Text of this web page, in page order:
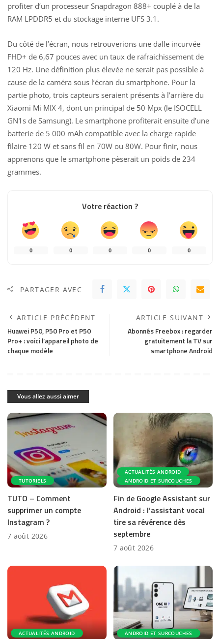
profiter d’un processeur Snapdragon 888+ couplé à de la
RAM LPDDR5 et du stockage interne UFS 3.1.
Du côté de l’écran, nous retrouverions une dalle incurvée
FHD+ de 6,67 pouces avec un taux de rafraichissement de
120 Hz. Une définition plus élevée ne serait pas possible à
cause de la caméra sous l’écran du smartphone. Pour la
partie photo, trois capteurs seraient présents à l’arrière du
Xiaomi Mi MIX 4, dont un principal de 50 Mpx (le ISOCELL
GN1s de Samsung). Le smartphone profiterait ensuite d’une
batterie de 5 000 mAh compatible avec la charge rapide
filaire 120 W et sans fil en 70W ou 80W. Pour finir, nous
apprenons que le smartphone pèserait un poids de 234
grammes.
Votre réaction ?
0 0 0 0 0
PARTAGER AVEC
ARTICLE PRÉCÉDENT
Huawei P50, P50 Pro et P50
Pro+ : voici l’appareil photo de
chaque modèle
ARTICLE SUIVANT
Abonnés Freebox : regarder
gratuitement la TV sur
smartphone Android
Vous allez aussi aimer
TUTORIELS
TUTO – Comment
supprimer un compte
Instagram ?
7 août 2026
ACTUALITÉS ANDROID
ANDROID ET SURCOUCHES
Fin de Google Assistant sur
Android : l’assistant vocal
tire sa révérence dès
septembre
7 août 2026
ACTUALITÉS ANDROID ANDROID ET SURCOUCHES